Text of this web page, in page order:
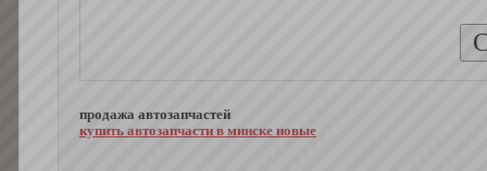
продажа автозапчастей
купить автозапчасти в минске новые